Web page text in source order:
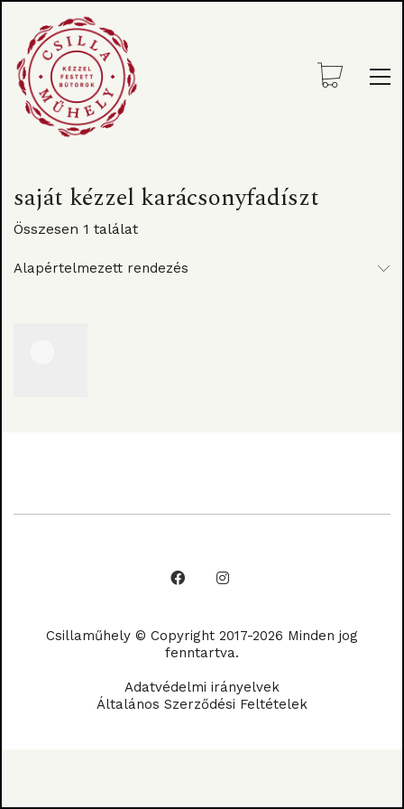
saját kézzel karácsonyfadíszt
Összesen 1 találat
Alapértelmezett rendezés
Csillaműhely © Copyright 2017-2026 Minden jog
fenntartva.
Adatvédelmi irányelvek
Általános Szerződési Feltételek